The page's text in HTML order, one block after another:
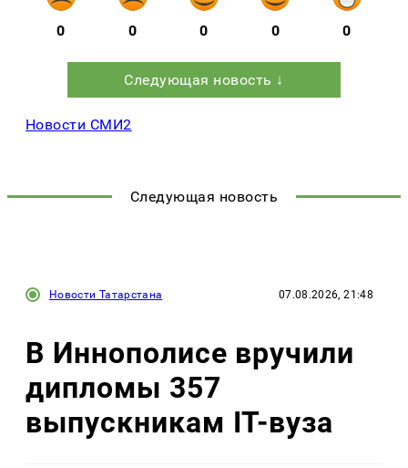
0 0 0 0 0
Следующая новость ↓
Новости СМИ2
Следующая новость
Новости Татарстана 07.08.2026, 21:48
В Иннополисе вручили
дипломы 357
выпускникам IT-вуза